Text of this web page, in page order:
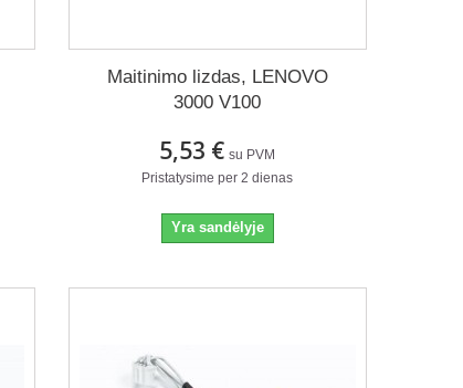
Maitinimo lizdas, LENOVO
3000 V100
5,53 € su PVM
Pristatysime per 2 dienas
Yra sandėlyje